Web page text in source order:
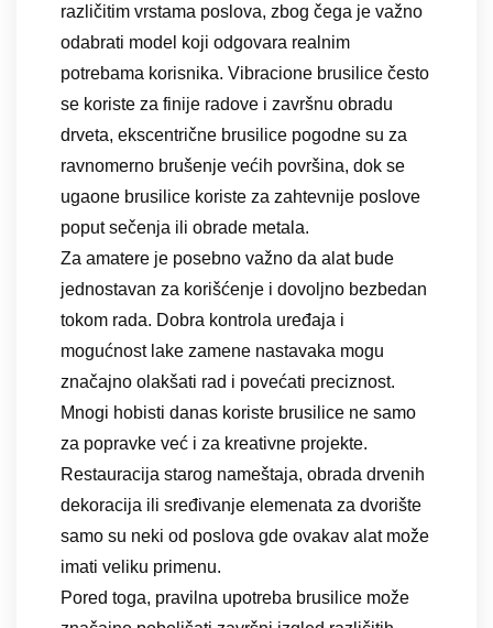
različitim vrstama poslova, zbog čega je važno
odabrati model koji odgovara realnim
potrebama korisnika. Vibracione brusilice često
se koriste za finije radove i završnu obradu
drveta, ekscentrične brusilice pogodne su za
ravnomerno brušenje većih površina, dok se
ugaone brusilice koriste za zahtevnije poslove
poput sečenja ili obrade metala.
Za amatere je posebno važno da alat bude
jednostavan za korišćenje i dovoljno bezbedan
tokom rada. Dobra kontrola uređaja i
mogućnost lake zamene nastavaka mogu
značajno olakšati rad i povećati preciznost.
Mnogi hobisti danas koriste brusilice ne samo
za popravke već i za kreativne projekte.
Restauracija starog nameštaja, obrada drvenih
dekoracija ili sređivanje elemenata za dvorište
samo su neki od poslova gde ovakav alat može
imati veliku primenu.
Pored toga, pravilna upotreba brusilice može